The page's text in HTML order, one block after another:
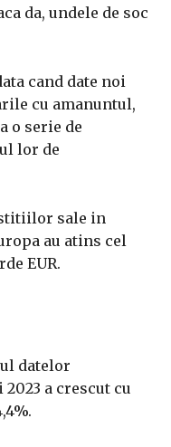
da, undele de soc
cand date noi
cu amanuntul,
o serie de
lor de
sale in
au atins cel
EUR.
datelor
a crescut cu